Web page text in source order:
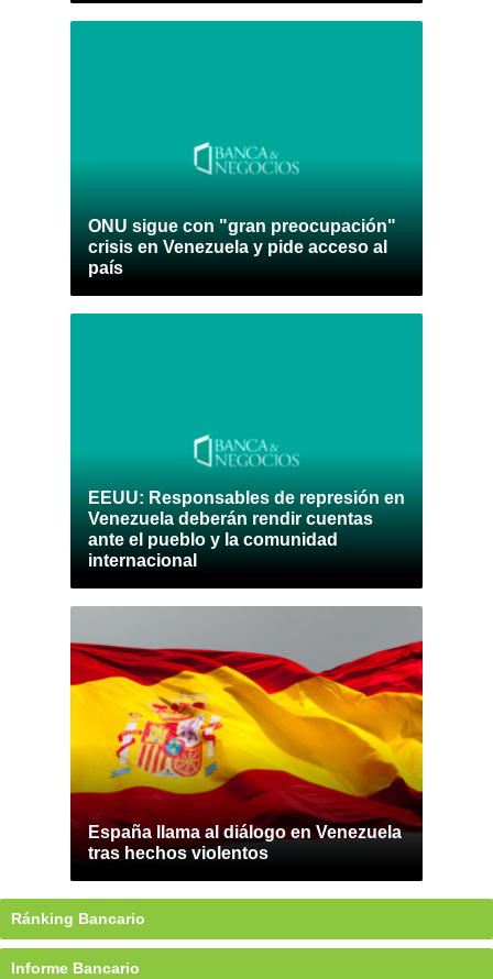
ONU sigue con "gran preocupación"
crisis en Venezuela y pide acceso al
país
EEUU: Responsables de represión en
Venezuela deberán rendir cuentas
ante el pueblo y la comunidad
internacional
España llama al diálogo en Venezuela
tras hechos violentos
Ránking Bancario
Informe Bancario